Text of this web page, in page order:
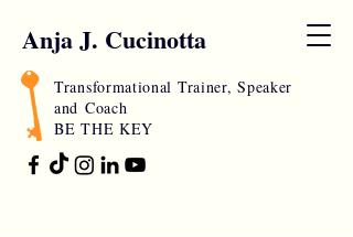
Anja J. Cucinotta
Transformational Trainer, Speaker
and Coach
BE THE KEY